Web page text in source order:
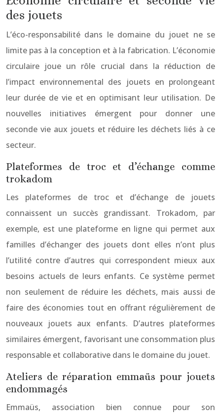
des jouets
L’éco-responsabilité dans le domaine du jouet ne se
limite pas à la conception et à la fabrication. L’économie
circulaire joue un rôle crucial dans la réduction de
l’impact environnemental des jouets en prolongeant
leur durée de vie et en optimisant leur utilisation. De
nouvelles initiatives émergent pour donner une
seconde vie aux jouets et réduire les déchets liés à ce
secteur.
Plateformes de troc et d’échange comme
trokadom
Les plateformes de troc et d’échange de jouets
connaissent un succès grandissant. Trokadom, par
exemple, est une plateforme en ligne qui permet aux
familles d’échanger des jouets dont elles n’ont plus
l’utilité contre d’autres qui correspondent mieux aux
besoins actuels de leurs enfants. Ce système permet
non seulement de réduire les déchets, mais aussi de
faire des économies tout en offrant régulièrement de
nouveaux jouets aux enfants. D’autres plateformes
similaires émergent, favorisant une consommation plus
responsable et collaborative dans le domaine du jouet.
Ateliers de réparation emmaüs pour jouets
endommagés
Emmaüs, association bien connue pour son